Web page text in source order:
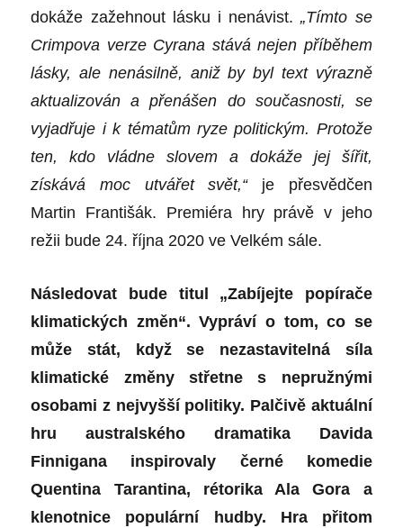
dokáže zažehnout lásku i nenávist.„Tímto se
Crimpova verze Cyrana stává nejen příběhem
lásky, ale nenásilně, aniž by byl text výrazně
aktualizován a přenášen do současnosti, se
vyjadřuje i k tématům ryze politickým. Protože
ten, kdo vládne slovem a dokáže jej šířit,
získává moc utvářet svět,“je přesvědčen
Martin Františák. Premiéra hry právě v jeho
režii bude 24. října 2020 ve Velkém sále.
Následovat bude titul „Zabíjejte popírače
klimatických změn“. Vypráví o tom, co se
může stát, když se nezastavitelná síla
klimatické změny střetne s nepružnými
osobami z nejvyšší politiky. Palčivě aktuální
hru australského dramatika Davida
Finnigana inspirovaly černé komedie
Quentina Tarantina, rétorika Ala Gora a
klenotnice populární hudby. Hra přitom